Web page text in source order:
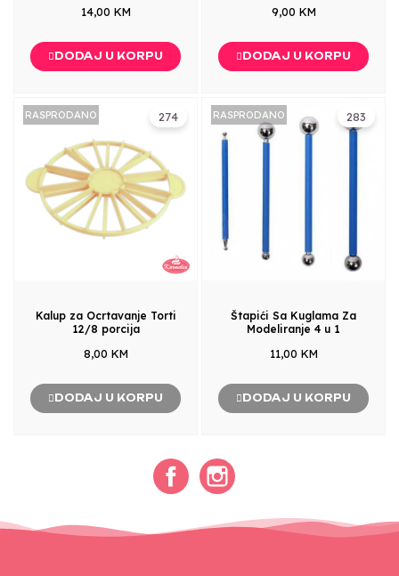
14,00 KM
DODAJ U KORPU
9,00 KM
DODAJ U KORPU
274
RASPRODANO
Kalup za Ocrtavanje Torti
12/8 porcija
8,00 KM
DODAJ U KORPU
283
RASPRODANO
Štapići Sa Kuglama Za
Modeliranje 4 u 1
11,00 KM
DODAJ U KORPU
Facebook